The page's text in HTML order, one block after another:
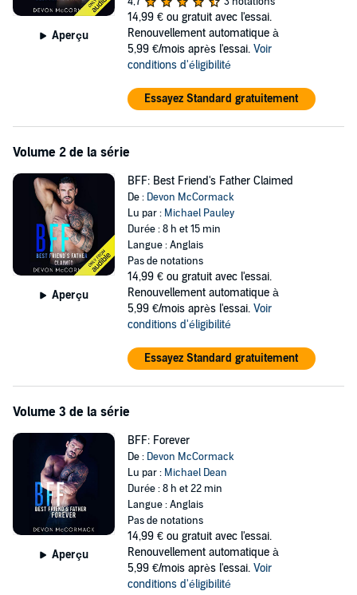
There's something about this chemistry that's so intoxicating, and
the more I get to know him, the harder it becomes for me to resist
these impulses that overtake me - that leave me wanting him to
show me what it feels like to have a man inside me.
I know he's fighting too. It's so wrong, but every kiss, every caress,
every stroke feels so right. We shouldn't act on these urges, but we
can't help ourselves.
First he claims my body, then he claims my heart.
And before I know it, I'm in too deep with my best friend's father....
is a steamy romance, but one of the main characters has a
painful past that may act as a trigger for some people.
©2018 Devon McCormack (P)2018 Devon McCormack
Aperçu
14,99 € ou gratuit avec l'essai.
Renouvellement automatique à
5,99 €/mois après l'essai. Voir
conditions d'éligibilité
Essayez Standard gratuitement
Volume 2 de la série
Aperçu
BFF: Best Friend's Father Claimed
De : Devon McCormack
Lu par : Michael Pauley
Durée : 8 h et 15 min
Langue : Anglais
Pas de notations
14,99 € ou gratuit avec l'essai.
Renouvellement automatique à
5,99 €/mois après l'essai. Voir
conditions d'éligibilité
Essayez Standard gratuitement
Volume 3 de la série
Aperçu
BFF: Forever
De : Devon McCormack
Lu par : Michael Dean
Durée : 8 h et 22 min
Langue : Anglais
Pas de notations
14,99 € ou gratuit avec l'essai.
Renouvellement automatique à
5,99 €/mois après l'essai. Voir
conditions d'éligibilité